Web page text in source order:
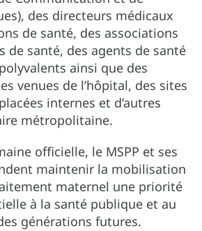
des directeurs médicaux
de santé, des associations
de santé, des agents de santé
ainsi que des
venues de l’hôpital, des sites
internes et d’autres
métropolitaine.
officielle, le MSPP et ses
maintenir la mobilisation
maternel une priorité
à la santé publique et au
générations futures.